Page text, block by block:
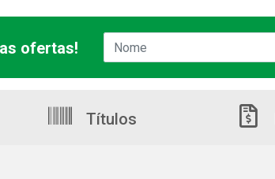
ofertas!
Títulos